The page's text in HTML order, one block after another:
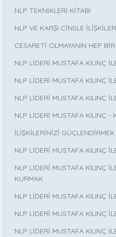
NLP TEKNİKLERİ KİTABI
NLP VE KARŞI CİNSLE
CESARETİ OLMAYANIN HEP
NLP LİDERİ MUSTAFA KILINÇ
NLP LİDERİ MUSTAFA KILINÇ
NLP LİDERİ MUSTAFA KILINÇ
NLP LİDERİ MUSTAFA KILINÇ -
İLİŞKİLERİNİZİ GÜÇLENDİRMEK
NLP LİDERİ MUSTAFA KILINÇ
NLP LİDERİ MUSTAFA KILINÇ
KURMAK
NLP LİDERİ MUSTAFA KILINÇ
NLP LİDERİ MUSTAFA KILINÇ
NLP LİDERİ MUSTAFA KILINÇ